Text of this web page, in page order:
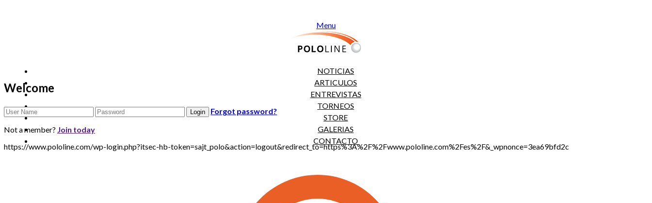
Menu
NOTICIAS
ARTICULOS
ENTREVISTAS
TORNEOS
STORE
GALERIAS
CONTACTO
Welcome
Forgot password?
Not a member? Join today
https://www.pololine.com/wp-login.php?itsec-hb-token=sajt_polo&action=logout&redirect_to=https%3A%2F%2Fwww.pololine.com%2Fes%2F&_wpnonce=3ea69bfd2c